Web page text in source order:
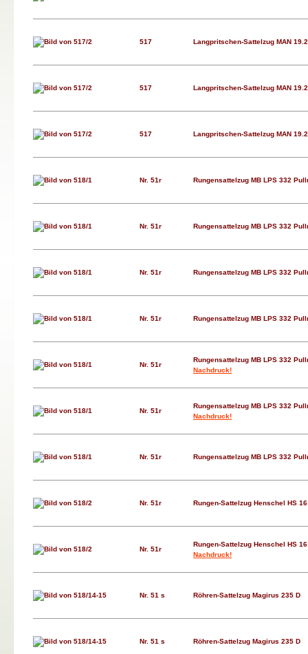
517 Langpritschen-Sattelzug MAN
517 Langpritschen-Sattelzug MAN
517 Langpritschen-Sattelzug MAN
Nr. 51r Rungensattelzug MB LPS 332
Nr. 51r Rungensattelzug MB LPS 332
Nr. 51r Rungensattelzug MB LPS 332
Nr. 51r Rungensattelzug MB LPS 332
Nr. 51r
Rungensattelzug MB LPS 332
Nachdruck!
Nr. 51r
Rungensattelzug MB LPS 332
Nachdruck!
Nr. 51r Rungensattelzug MB LPS 332
Nr. 51r Rungen-Sattelzug Henschel HS 16
Nr. 51r
Rungen-Sattelzug Henschel HS 16
Nachdruck!
Nr. 51 s Röhren-Sattelzug Magirus 235 D
Nr. 51 s Röhren-Sattelzug Magirus 235 D